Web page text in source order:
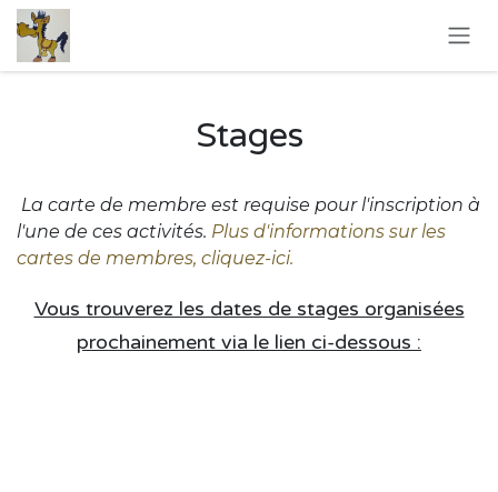
Se rendre au contenu
Stages
La carte de membre est requise pour l'inscription à
l'une de ces activités. Plus d'informations sur les
cartes de membres, cliquez-ici.
Vous trouverez les dates de stages organisées
prochainement via le lien ci-dessous :